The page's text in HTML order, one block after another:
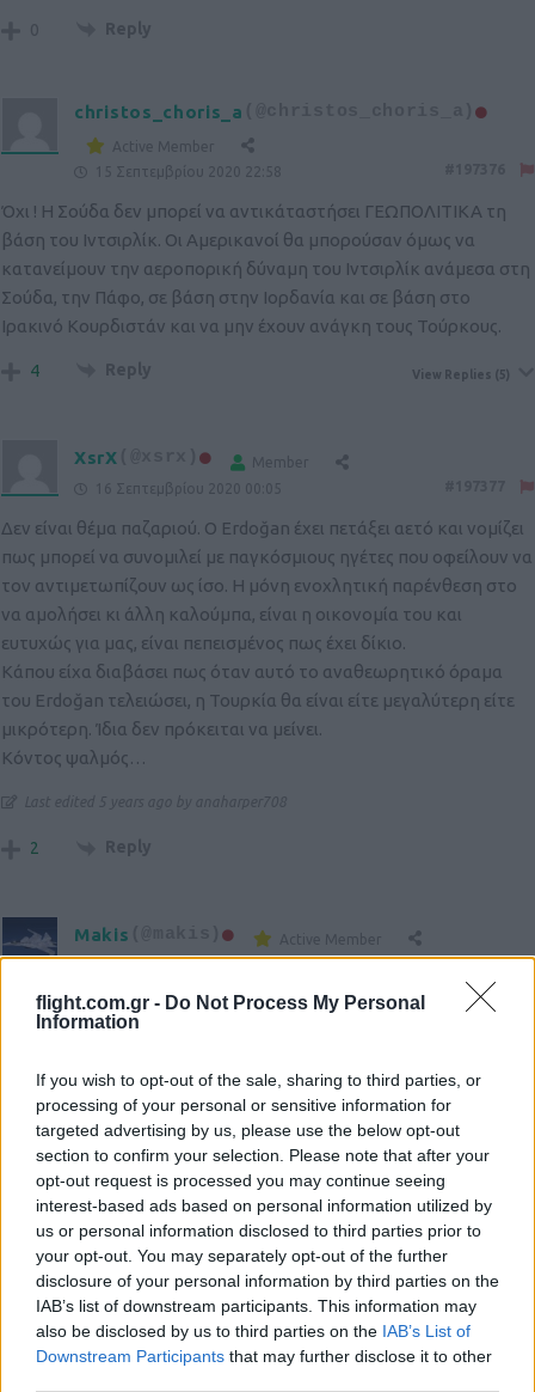
flight.com.gr - Do Not Process My Personal
Information
If you wish to opt-out of the sale, sharing to third parties, or
processing of your personal or sensitive information for
targeted advertising by us, please use the below opt-out
section to confirm your selection. Please note that after your
opt-out request is processed you may continue seeing
interest-based ads based on personal information utilized by
us or personal information disclosed to third parties prior to
your opt-out. You may separately opt-out of the further
disclosure of your personal information by third parties on the
IAB’s list of downstream participants. This information may
also be disclosed by us to third parties on the IAB’s List of
Downstream Participants that may further disclose it to other
0 Reply
christos_choris_a
Active Member
15 Σεπτεμβρίου 2020 22:58
Όχι ! Η Σούδα δεν μπορεί να αντικάταστήσει ΓΕΩΠΟΛΙΤΙΚΑ τη
βάση του Ιντσιρλίκ. Οι Αμερικανοί θα μπορούσαν όμως να
κατανείμουν την αεροπορική δύναμη του Ιντσιρλίκ ανάμεσα στη
Σούδα, την Πάφο, σε βάση στην Ιορδανία και σε βάση στο
Ιρακινό Κουρδιστάν και να μην έχουν ανάγκη τους Τούρκους.
4 Reply View Replies (5)
XsrX
Member
16 Σεπτεμβρίου 2020 00:05
Δεν είναι θέμα παζαριού. Ο Erdoğan έχει πετάξει αετό και νομίζει
πως μπορεί να συνομιλεί με παγκόσμιους ηγέτες που οφείλουν να
τον αντιμετωπίζουν ως ίσο. Η μόνη ενοχλητική παρένθεση στο
να αμολήσει κι άλλη καλούμπα, είναι η οικονομία του και
ευτυχώς για μας, είναι πεπεισμένος πως έχει δίκιο.
Κάπου είχα διαβάσει πως όταν αυτό το αναθεωρητικό όραμα
του Erdoğan τελειώσει, η Τουρκία θα είναι είτε μεγαλύτερη είτε
μικρότερη. Ίδια δεν πρόκειται να μείνει.
Κόντος ψαλμός…
Last edited 5 years ago by anaharper708
2 Reply
Makis (@makis)
Active Member
#197378
ΟΧΙ ΠΥΡΗΝΙΚΑ ΣΤΗΝ ΕΛΛΑΔΑ!
epampapas(@epampapas)
Active Member
16 Σεπτεμβρίου 2020 00:56
#197379
Μιας και λέμε για Σούδα vs Ιncirlik.
Και οι Τούρκοι έχουν συμφωνία με τις ΗΠΑ για τη βάση (και τη
γενικότερη συνεργασία των δύο χωρών).
Λέγεται εν συντομία DECA
U.S.-Turkish Defense and Economic Cooperation Agreement
Ψάχνοντας βρήκα κάτι σχετικό με μια ανανέωση στο παρελθόν